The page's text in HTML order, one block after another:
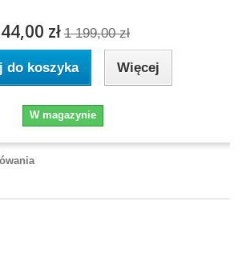
zł 1 199,00 zł
do koszyka Więcej
W magazynie